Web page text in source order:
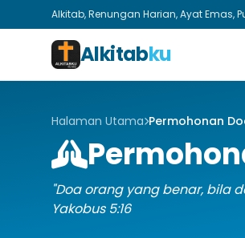
Alkitab, Renungan Harian, Ayat Emas,
Alkitabku
Halaman Utama Permohonan
"Doa orang yang benar, bila
Yakobus 5:16